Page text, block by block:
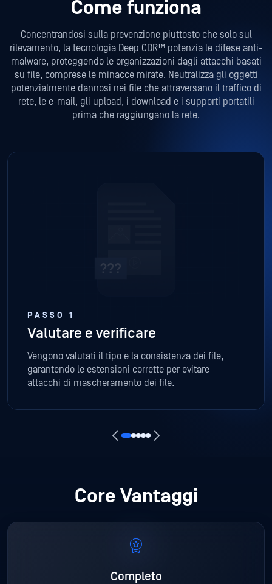
Come funziona
Concentrandosi sulla prevenzione piuttosto che solo sul
rilevamento, la tecnologia Deep CDR™ potenzia le difese anti-
malware, proteggendo le organizzazioni dagli attacchi basati
su file, comprese le minacce mirate. Neutralizza gli oggetti
potenzialmente dannosi nei file che attraversano il traffico di
rete, le e-mail, gli upload, i download e i supporti portatili
prima che raggiungano la rete.
PASSO 1
Valutare e verificare
Vengono valutati il tipo e la consistenza dei file,
garantendo le estensioni corrette per evitare
attacchi di mascheramento dei file.
Core Vantaggi
Completo